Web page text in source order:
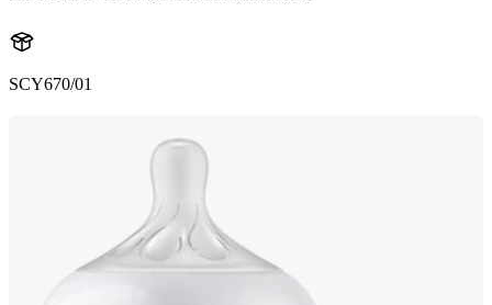
SCY670/01